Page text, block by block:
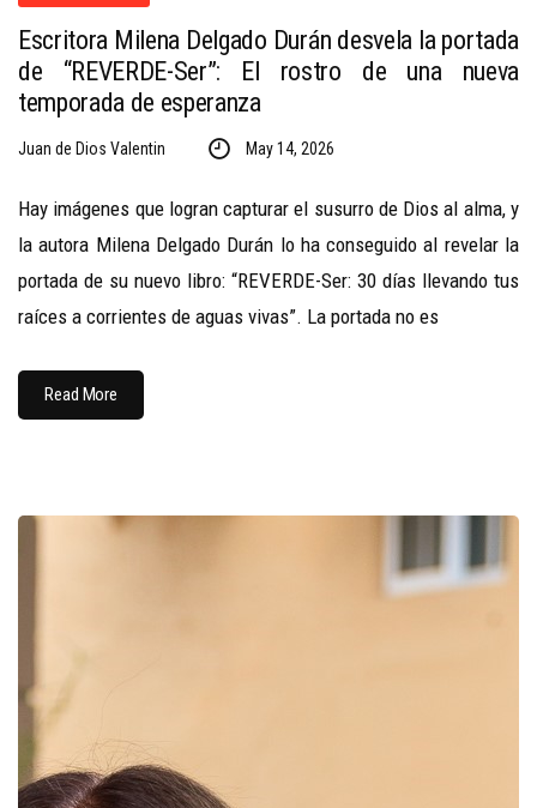
Escritora Milena Delgado Durán desvela la portada
de “REVERDE-Ser”: El rostro de una nueva
temporada de esperanza
Juan de Dios Valentin May 14, 2026
Hay imágenes que logran capturar el susurro de Dios al alma, y
la autora Milena Delgado Durán lo ha conseguido al revelar la
portada de su nuevo libro: “REVERDE-Ser: 30 días llevando tus
raíces a corrientes de aguas vivas”. La portada no es
Read More